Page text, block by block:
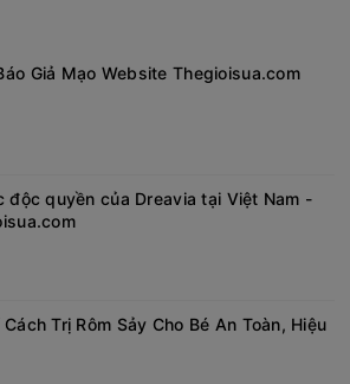
Giả Mạo Website Thegioisua.com
độc quyền của Dreavia tại Việt Nam -
Trị Rôm Sảy Cho Bé An Toàn, Hiệu